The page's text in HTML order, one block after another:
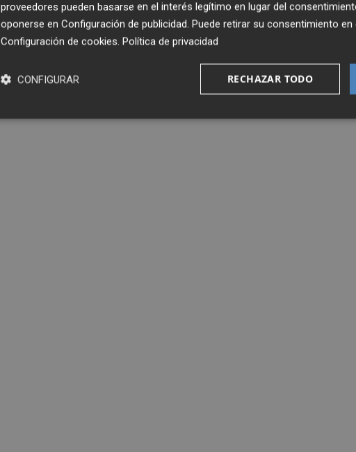
proveedores pueden basarse en el interés legítimo en lugar del
oponerse en Configuración de publicidad. Puede retirar su consentimiento
Configuración de cookies. Política de privacidad
RECHAZAR TODO
CONFIGURAR